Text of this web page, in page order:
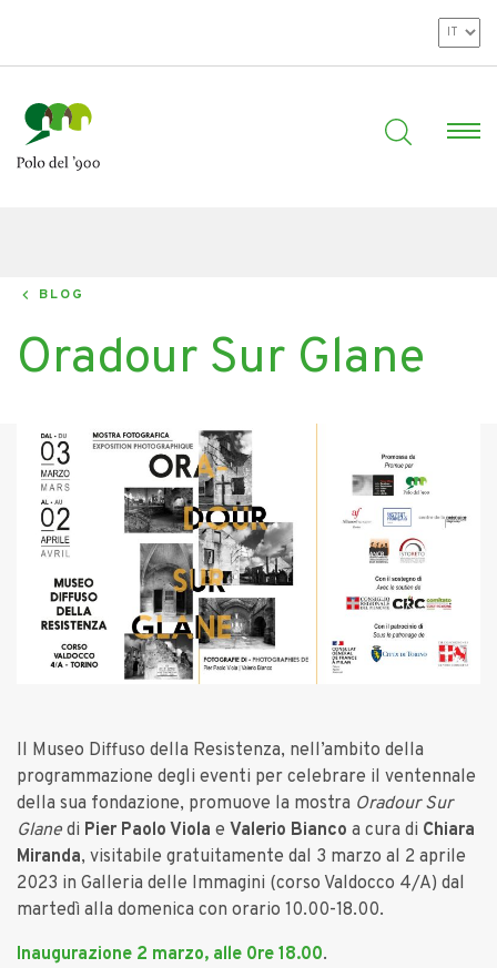
BLOG
Oradour Sur Glane
Il Museo Diffuso della Resistenza, nell’ambito della
programmazione degli eventi per celebrare il ventennale
della sua fondazione, promuove la mostra Oradour Sur
Glane di Pier Paolo Viola e Valerio Bianco a cura di Chiara
Miranda, visitabile gratuitamente dal 3 marzo al 2 aprile
2023 in Galleria delle Immagini (corso Valdocco 4/A) dal
martedì alla domenica con orario 10.00-18.00.
Inaugurazione 2 marzo, alle 0re 18.00.